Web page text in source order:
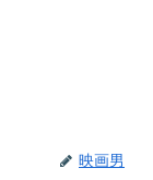
映画男